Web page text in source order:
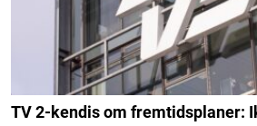
TV 2-kendis om fremtidsplaner: